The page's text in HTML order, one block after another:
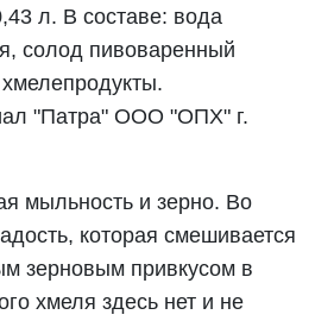
л. В составе: вода
солод пивоваренный
"Патра" ООО "ОПХ" г.
мыльность и зерно. Во
которая смешивается
зерновым привкусом в
хмеля здесь нет и не